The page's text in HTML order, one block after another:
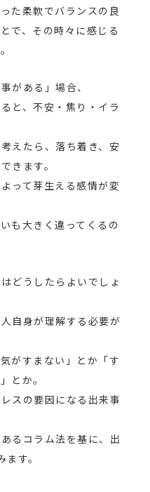
た柔軟でバランスの良
で、その時々に感じる
がある」場合、
と、不安・焦り・イラ
えたら、落ち着き、安
きます。
って芽生える感情が変
も大きく違ってくるの
どうしたらよいでしょ
自身が理解する必要が
がすまない」とか「す
とか。
スの要因になる出来事
るコラム法を基に、出
す。